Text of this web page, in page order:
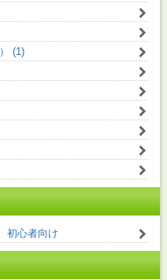
(1)
座 初心者向け